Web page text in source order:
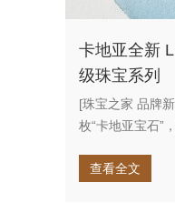
卡地亚全新
级珠宝系列
[珠宝之家 品牌
枚“卡地亚宝石”
查看全文